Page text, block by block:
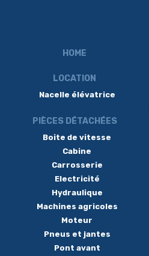
HOME
LOCATION
Nacelle élévatrice
PIÈCES DÉTACHÉES
Boite de vitesse
Cabine
Carrosserie
Electricité
Hydraulique
Machines agricoles
Moteur
Pneus et jantes
Pont avant